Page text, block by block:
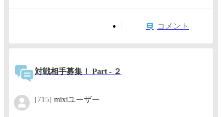
コメント
対戦相手募集！ Part - ２
[715] mixiユーザー